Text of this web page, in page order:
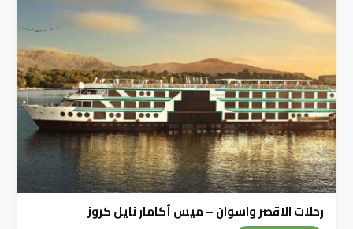
رحلات الاقصر واسوان – ميس أكامار نايل كروز